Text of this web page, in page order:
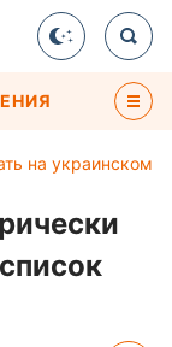
на украинском